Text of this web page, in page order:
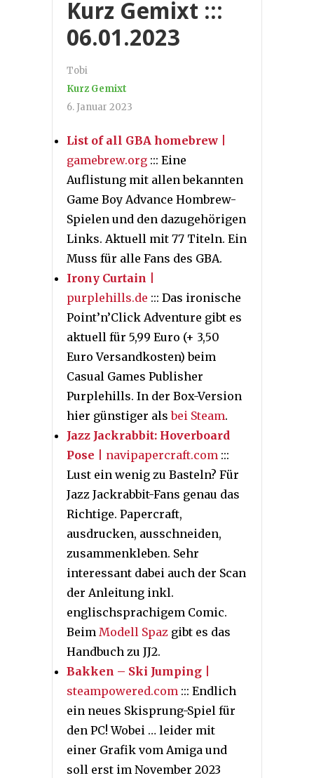
Kurz Gemixt :::
06.01.2023
Tobi
Kurz Gemixt
6. Januar 2023
List of all GBA homebrew
gamebrew.org ::: Eine
Auflistung mit allen bekannten
Game Boy Advance Hombrew-
Spielen und den dazugehörigen
Links. Aktuell mit 77 Titeln. Ein
Muss für alle Fans des GBA.
Irony Curtain
purplehills.de ::: Das ironische
Point’n’Click Adventure gibt es
aktuell für 5,99 Euro (+ 3,50
Euro Versandkosten) beim
Casual Games Publisher
Purplehills. In der Box-Version
hier günstiger alsbei Steam.
Jazz Jackrabbit: Hoverboard
Pose | navipapercraft.com :::
Lust ein wenig zu Basteln? Für
Jazz Jackrabbit-Fans genau das
Richtige. Papercraft,
ausdrucken, ausschneiden,
zusammenkleben. Sehr
interessant dabei auch der Scan
der Anleitung inkl.
englischsprachigem Comic.
Beim Modell Spaz gibt es das
Handbuch zu JJ2.
Bakken – Ski Jumping
steampowered.com ::: Endlich
ein neues Skisprung-Spiel für
den PC! Wobei … leider mit
einer Grafik vom Amiga und
soll erst im November 2023